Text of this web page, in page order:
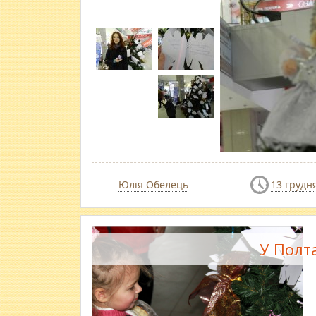
Юлія Обелець 13
У